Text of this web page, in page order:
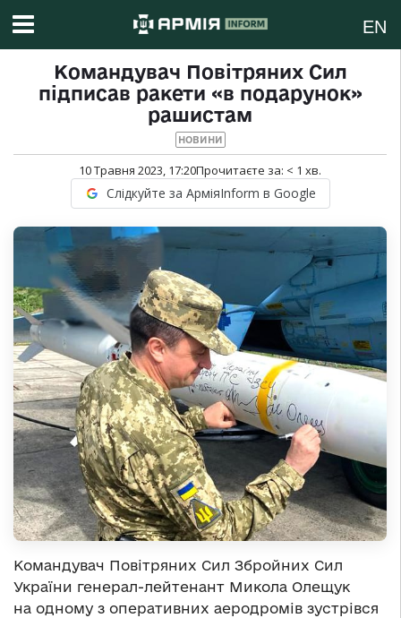
EN
Командувач Повітряних Сил
підписав ракети «в подарунок»
рашистам
НОВИНИ
10 Травня 2023, 17:20Прочитаєте за: < 1 хв.
Слідкуйте за АрміяInform в Google
Командувач Повітряних Сил Збройних Сил
України генерал-лейтенант Микола Олещук
на одному з оперативних аеродромів зустрівся